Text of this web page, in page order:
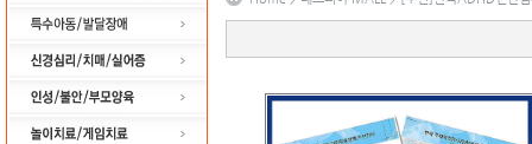
온라인검사 시작하기
특수아동/발달장애
인성/불안/부모양육
인성/불안/부모양육